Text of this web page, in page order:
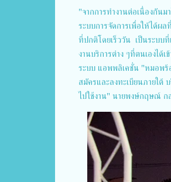
"จากการทำงานต่อเนื่องกัน
ระบบการจัดการเพื่อให้ได้ผ
ที่ปกติโดยเร็ววัน เป็นระบบ
งานบริการต่าง ๆที่ตนเองได้
ระบบ แอพพลิเคชั่น "หมอพร้
สมัครและลงทะเบียนภายใต้
ไปใช้งาน" นายพงษ์กฤษณ์ ก